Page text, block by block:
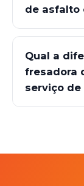
de asfalto
Qual a
fresadora
serviço de